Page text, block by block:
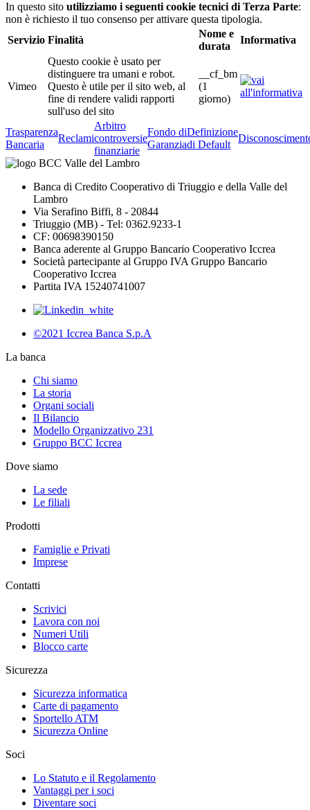
In questo sito utilizziamo i seguenti cookie tecnici di Terza Parte:
non è richiesto il tuo consenso per attivare questa tipologia.
Servizio Finalità
Nome e
durata
Informativa
Vimeo
Questo cookie è usato per
distinguere tra umani e robot.
Questo è utile per il sito web, al
fine di rendere validi rapporti
sull'uso del sito
__cf_bm
(1
giorno)
Trasparenza
Bancaria
Reclami
Arbitro
controversie
finanziarie
Fondo di
Garanzia
Definizione
di Default
Banca di Credito Cooperativo di Triuggio e della Valle del
Lambro
Via Serafino Biffi, 8 - 20844
Triuggio (MB) - Tel: 0362.9233-1
CF: 00698390150
Banca aderente al Gruppo Bancario Cooperativo Iccrea
Società partecipante al Gruppo IVA Gruppo Bancario
Cooperativo Iccrea
Partita IVA 15240741007
©2021 Iccrea Banca S.p.A
La banca
Chi siamo
La storia
Organi sociali
Il Bilancio
Modello Organizzativo 231
Gruppo BCC Iccrea
Dove siamo
La sede
Le filiali
Prodotti
Famiglie e Privati
Imprese
Contatti
Scrivici
Lavora con noi
Numeri Utili
Blocco carte
Sicurezza
Sicurezza informatica
Carte di pagamento
Sportello ATM
Sicurezza Online
Soci
Lo Statuto e il Regolamento
Vantaggi per i soci
Diventare soci